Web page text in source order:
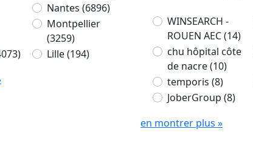
Nantes (6896)
Montpellier
(3259)
Lille(194)
WINSEARCH -
ROUEN AEC(14)
chu hôpital côte
de nacre(10)
temporis (8)
JoberGroup (8)
en montrer plus »